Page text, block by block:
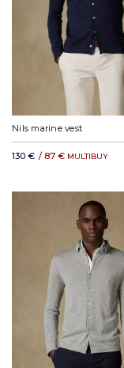
Nils marine vest
130 € / 87 € MULTIBUY